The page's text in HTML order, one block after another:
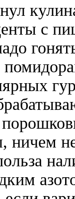
с
ничем